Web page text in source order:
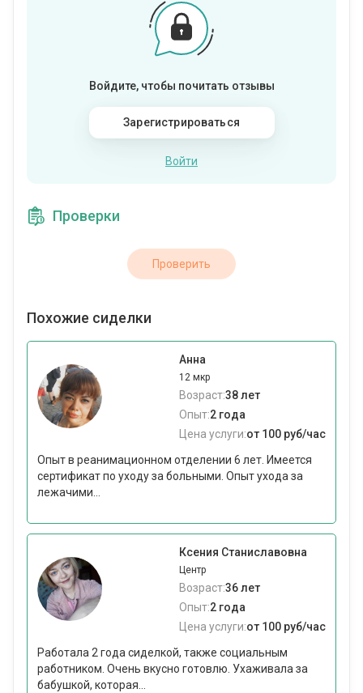
Войдите, чтобы почитать отзывы
Зарегистрироваться
Войти
Проверки
Проверить
Похожие сиделки
Анна
12 мкр
Возраст:38 лет
Опыт:2 года
Цена услуги:от 100 руб/час
Опыт в реанимационном отделении 6 лет. Имеется
сертификат по уходу за больными. Опыт ухода за
лежачими...
Ксения Станиславовна
Центр
Возраст:36 лет
Опыт:2 года
Цена услуги:от 100 руб/час
Работала 2 года сиделкой, также социальным
работником. Очень вкусно готовлю. Ухаживала за
бабушкой, которая...